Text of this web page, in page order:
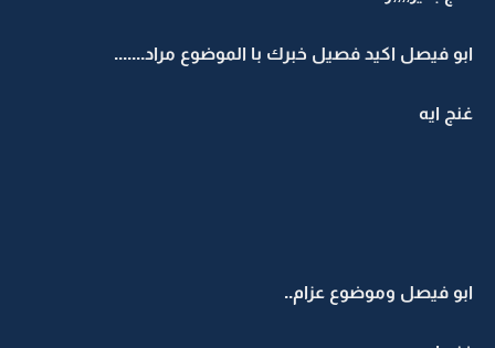
ابو فيصل اكيد فصيل خبرك با الموضوع مراد.......
غنج ايه
ابو فيصل وموضوع عزام..